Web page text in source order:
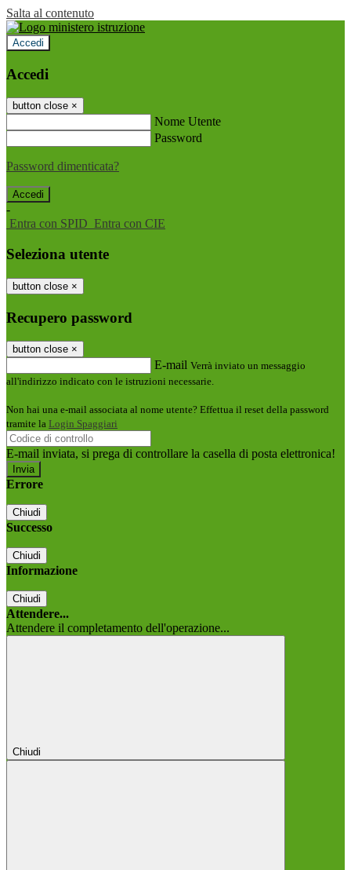
Salta al contenuto
Accedi
Accedi
button close ×
Nome Utente
Password
Password dimenticata?
-
Entra con SPID Entra con CIE
Seleziona utente
button close ×
Recupero password
button close ×
E-mail Verrà inviato un messaggio
all'indirizzo indicato con le istruzioni necessarie.
Non hai una e-mail associata al nome utente? Effettua il reset della password
tramite la Login Spaggiari
E-mail inviata, si prega di controllare la casella di posta elettronica!
Errore
Chiudi
Successo
Chiudi
Informazione
Chiudi
Attendere...
Attendere il completamento dell'operazione...
Chiudi